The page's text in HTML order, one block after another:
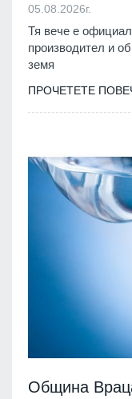
05.08.2026г.
Тя вече е
производител и
земя
ПРОЧЕТЕТЕ
Община